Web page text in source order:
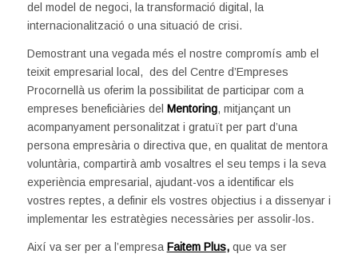
del model de negoci, la transformació digital, la
internacionalització o una situació de crisi.
Demostrant una vegada més el nostre compromís amb el
teixit empresarial local, des del Centre d’Empreses
Procornellà us oferim la possibilitat de participar com a
empreses beneficiàries del Mentoring, mitjançant un
acompanyament personalitzat i gratuït per part d’una
persona empresària o directiva que, en qualitat de mentora
voluntària, compartirà amb vosaltres el seu temps i la seva
experiència empresarial, ajudant-vos a identificar els
vostres reptes, a definir els vostres objectius i a dissenyar i
implementar les estratègies necessàries per assolir-los.
Així va ser per a l’empresa Faitem Plus, que va ser